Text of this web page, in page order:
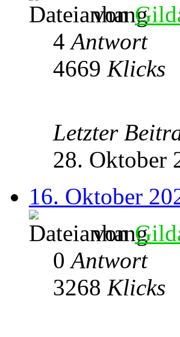
von
4Antwort
4669 Klicks
Letzter
28. Oktober
16. Oktober
von
0Antwort
3268 Klicks